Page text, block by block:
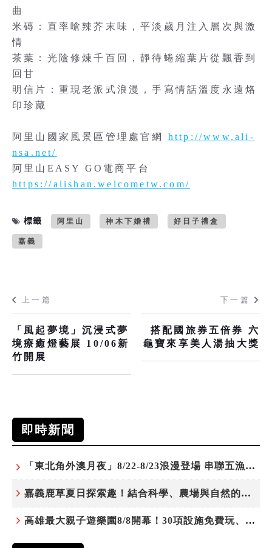
曲
米磚：直率嗆辣芥末味，平淡歲月注入層次與激
情
茶葉：光陰修煉千百回，靜待蜷縮葉片從飄香到
回甘
明信片：重現老派式浪漫，手寫情話溫度永遠烙
印珍藏
阿里山國家風景區管理處官網 http://www.ali-
nsa.net/
阿里山EASY GO電商平台
https://alishan.welcometw.com/
標籤 阿里山 神木下婚禮 好日子禮盒
嘉義
上一篇
「風起夢境」沉浸式夢
境療癒燈藝展 10/06新
竹開展
下一篇
搭配國旅券五倍券 六
龜寶來享美人湯抽大獎
即時新聞
「東北角外澳月夜」8/22-8/23浪漫登場 串聯五漁村、音樂、市集、火舞與慢旅共度夏夜
嘉義鹿草夏日探索趣！結合科學、農場與自然的親子小旅行
高雄最大親子遊樂園8/8開幕！30項設施免費玩、YOYO家族嗨翻暑假